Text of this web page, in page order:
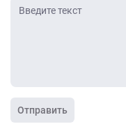
Отправить